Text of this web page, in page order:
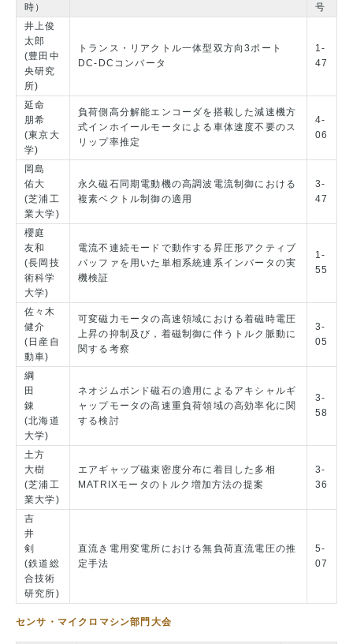
時）
号
井上俊
太郎
(豊田中
央研究
所)
トランス・リアクトル一体型双方向3ポート
DC-DCコンバータ
1-
47
延命
朋希
(東京大
学)
負荷側高分解能エンコーダを搭載した減速機方
式インホイールモータによる車体速度不要のス
リップ率推定
4-
06
岡島
佑大
(芝浦工
業大学)
永久磁石同期電動機の高調波電流制御における
複素ベクトル制御の適用
3-
47
櫻庭
友和
(長岡技
術科学
大学)
電流不連続モードで動作する昇圧形アクティブ
バッファを用いた単相系統連系インバータの実
機検証
1-
55
佐々木
健介
(日産自
動車)
可変磁力モータの高速領域における着磁時電圧
上昇の抑制及び，着磁制御に伴うトルク脈動に
関する考察
3-
05
綱
田
錬
(北海道
大学)
ネオジムボンド磁石の適用によるアキシャルギ
ャップモータの高速重負荷領域の高効率化に関
する検討
3-
58
土方
大樹
(芝浦工
業大学)
エアギャップ磁束密度分布に着目した多相
MATRIXモータのトルク増加方法の提案
3-
36
吉
井
剣
(鉄道総
合技術
研究所)
直流き電用変電所における無負荷直流電圧の推
定手法
5-
07
センサ・マイクロマシン部門大会